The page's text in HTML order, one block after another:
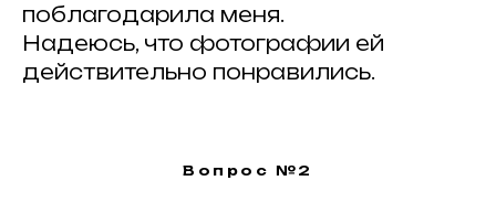
поблагодарила меня.
Надеюсь, что фотографии ей
действительно понравились.
Вопрос №2